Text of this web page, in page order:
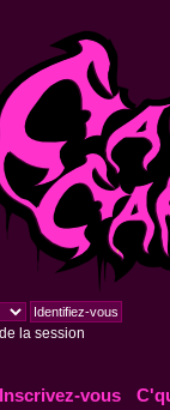
la session
Inscrivez-vous